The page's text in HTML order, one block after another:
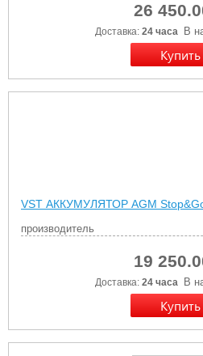
26
Доставка: 24 часа В
VST АККУМУЛЯТОР AGM
производитель
19
Доставка: 24 часа В